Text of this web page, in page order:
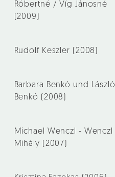
Róbertné / Víg Jánosné
(2009)
Rudolf Keszler (2008)
Barbara Benkó und László
Benkó (2008)
Michael Wenczl - Wenczl
Mihály (2007)